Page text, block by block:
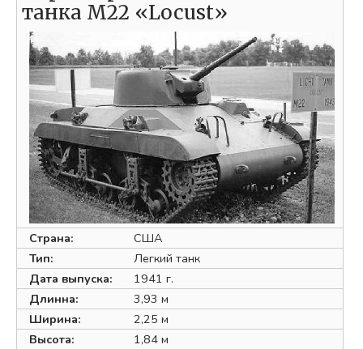
танка M22 «Locust»
Страна:
США
Тип:
Легкий танк
Дата выпуска:
1941 г.
Длинна:
3,93 м
Ширина:
2,25 м
Высота:
1,84 м